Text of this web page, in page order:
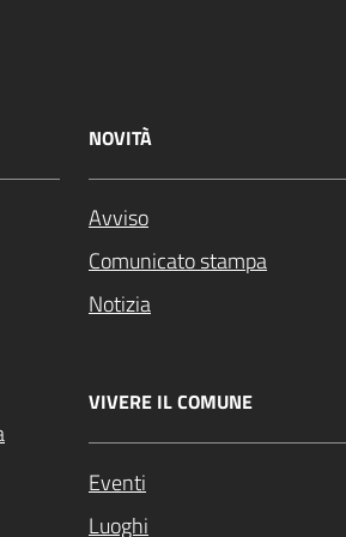
NOVITÀ
Avviso
Comunicato stampa
Notizia
VIVERE IL COMUNE
Eventi
Luoghi